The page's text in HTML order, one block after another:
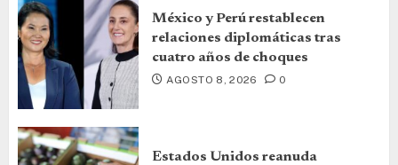
México y Perú restablecen
relaciones diplomáticas tras
cuatro años de choques
AGOSTO 8, 2026 0
Estados Unidos reanuda